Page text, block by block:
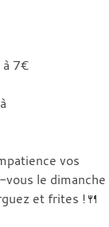
7€
vos
le dimanche
et frites !🍴